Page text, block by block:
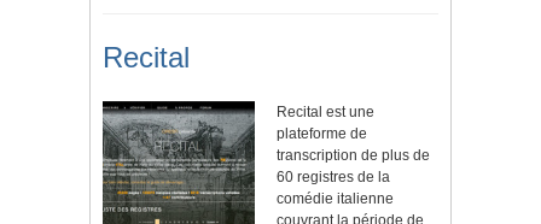
Recital
Recital est une
plateforme de
transcription de plus de
60 registres de la
comédie italienne
couvrant la période de